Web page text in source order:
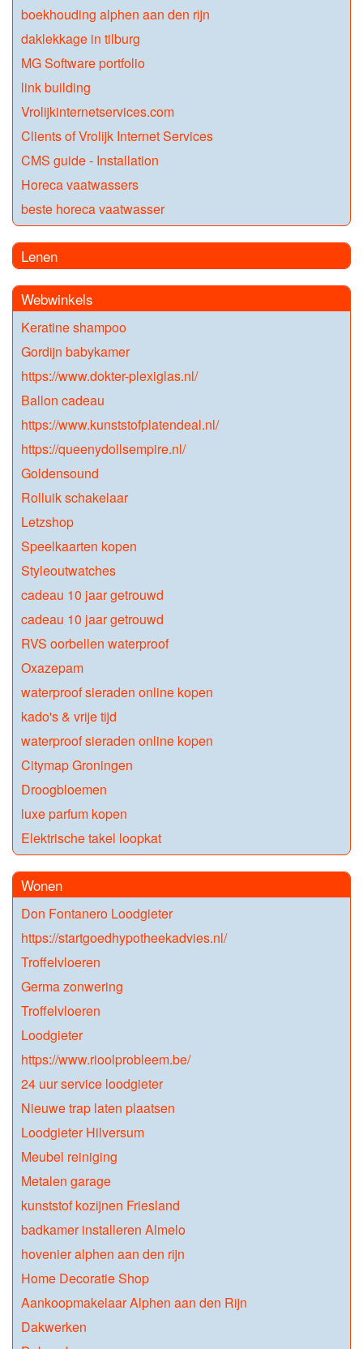
boekhouding alphen aan den rijn
daklekkage in tilburg
MG Software portfolio
link building
Vrolijkinternetservices.com
Clients of Vrolijk Internet Services
CMS guide - Installation
Horeca vaatwassers
beste horeca vaatwasser
Lenen
Webwinkels
Keratine shampoo
Gordijn babykamer
https://www.dokter-plexiglas.nl/
Ballon cadeau
https://www.kunststofplatendeal.nl/
https://queenydollsempire.nl/
Goldensound
Rolluik schakelaar
Letzshop
Speelkaarten kopen
Styleoutwatches
cadeau 10 jaar getrouwd
cadeau 10 jaar getrouwd
RVS oorbellen waterproof
Oxazepam
waterproof sieraden online kopen
kado's & vrije tijd
waterproof sieraden online kopen
Citymap Groningen
Droogbloemen
luxe parfum kopen
Elektrische takel loopkat
Wonen
Don Fontanero Loodgieter
https://startgoedhypotheekadvies.nl/
Troffelvloeren
Germa zonwering
Troffelvloeren
Loodgieter
https://www.rioolprobleem.be/
24 uur service loodgieter
Nieuwe trap laten plaatsen
Loodgieter Hilversum
Meubel reiniging
Metalen garage
kunststof kozijnen Friesland
badkamer installeren Almelo
hovenier alphen aan den rijn
Home Decoratie Shop
Aankoopmakelaar Alphen aan den Rijn
Dakwerken